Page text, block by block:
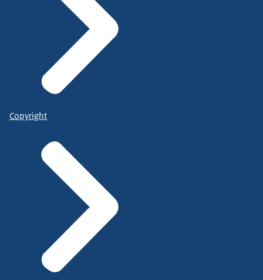
Copyright